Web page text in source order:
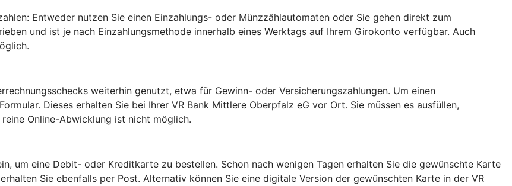
Entweder nutzen Sie einen Einzahlungs- oder Münzzählautomaten oder Sie gehen direkt zum
und ist je nach Einzahlungsmethode innerhalb eines Werktags auf Ihrem Girokonto verfügbar. Auch
weiterhin genutzt, etwa für Gewinn- oder Versicherungszahlungen. Um einen
Dieses erhalten Sie bei Ihrer VR Bank Mittlere Oberpfalz eG vor Ort. Sie müssen es ausfüllen,
Online-Abwicklung ist nicht möglich.
um eine Debit- oder Kreditkarte zu bestellen. Schon nach wenigen Tagen erhalten Sie die gewünschte Karte
Sie ebenfalls per Post. Alternativ können Sie eine digitale Version der gewünschten Karte in der VR